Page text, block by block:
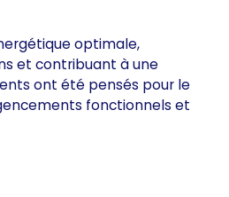
optimale,
et contribuant à une
ont été pensés pour le
fonctionnels et